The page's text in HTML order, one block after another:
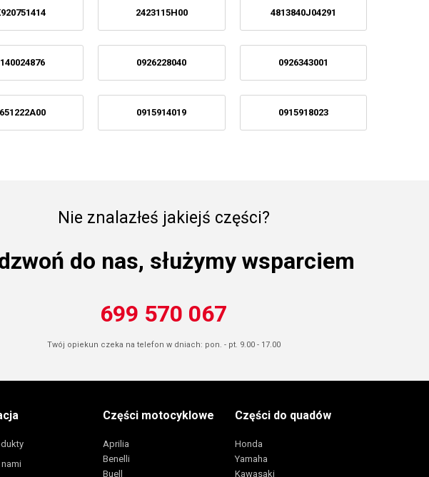
2423115H00 4813840J04291
0926228040 0926343001
0915914019 0915918023
Nie znalazłeś jakiejś części?
do nas, służymy wsparciem
699 570 067
Twój opiekun czeka na telefon w dniach: pon. - pt. 9.00 - 17.00
Części motocyklowe
Aprilia
Benelli
Buell
Części do quadów
Honda
Yamaha
Kawasaki